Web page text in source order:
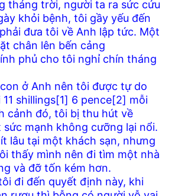
tháng trời, người ta ra sức cứu
khỏi bệnh, tôi gầy yếu đến
đưa tôi về Anh lập tức. Một
chân lên bến cảng
phủ cho tôi nghỉ chín tháng
ở Anh nên tôi được tự do
shillings[1] 6 pence[2] mỗi
cảnh đó, tôi bị thu hút về
mạnh không cưỡng lại nổi.
lâu tại một khách sạn, nhưng
thấy mình nên đi tìm một nhà
và đỡ tốn kém hơn.
đi đến quyết định này, khi